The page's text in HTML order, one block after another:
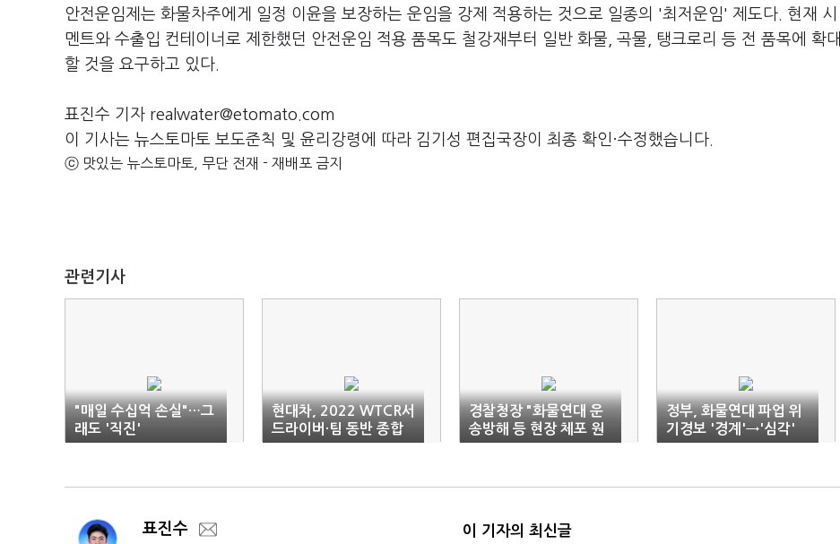
안전운임제는 화물차주에게 일정 이윤을 보장하는 운임을 강제 적용하는 것으로 일종의 '최저운임' 제도다. 현재 시
멘트와 수출입 컨테이너로 제한했던 안전운임 적용 품목도 철강재부터 일반 화물, 곡물, 탱크로리 등 전 품목에 확대
할 것을 요구하고 있다.
표진수 기자 realwater@etomato.com
이 기사는 뉴스토마토 보도준칙 및 윤리강령에 따라 김기성 편집국장이 최종 확인·수정했습니다.
ⓒ 맛있는 뉴스토마토, 무단 전재 - 재배포 금지
관련기사
"매일 수십억 손실"…그
래도 '직진'
현대차, 2022 WTCR서
드라이버·팀 동반 종합
우승
경찰청장 "화물연대 운
송방해 등 현장 체포 원
칙"…집단운송거부 7건
정부, 화물연대 파업 위
기경보 '경계'→'심각'
격상
표진수 이 기자의 최신글